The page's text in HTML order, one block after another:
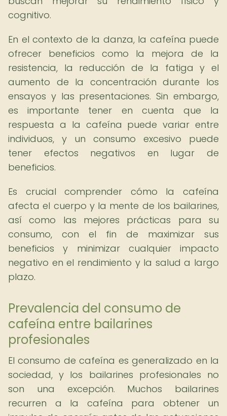
cognitivo.
En el contexto de la danza, la cafeína puede
ofrecer beneficios como la mejora de la
resistencia, la reducción de la fatiga y el
aumento de la concentración durante los
ensayos y las presentaciones. Sin embargo,
es importante tener en cuenta que la
respuesta a la cafeína puede variar entre
individuos, y un consumo excesivo puede
tener efectos negativos en lugar de
beneficios.
Es crucial comprender cómo la cafeína
afecta el cuerpo y la mente de los bailarines,
así como las mejores prácticas para su
consumo, con el fin de maximizar sus
beneficios y minimizar cualquier impacto
negativo en el rendimiento y la salud a largo
plazo.
Prevalencia del consumo de
cafeína entre bailarines
profesionales
El consumo de cafeína es generalizado en la
sociedad, y los bailarines profesionales no
son una excepción. Muchos bailarines
recurren a la cafeína para obtener un